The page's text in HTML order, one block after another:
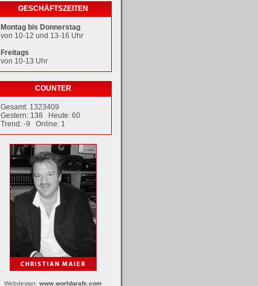
GESCHÄFTSZEITEN
Montag bis Donnerstag
von 10-12 und 13-16 Uhr
Freitags
von 10-13 Uhr
COUNTER
Gesamt: 1323409
Gestern: 138 Heute: 60
Trend: -9 Online: 1
Webdesign: www.worldgrafx.com